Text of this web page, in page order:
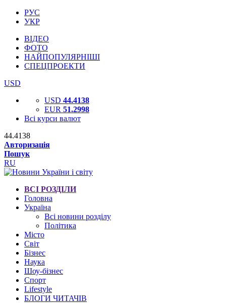
РУС
УКР
ВІДЕО
ФОТО
НАЙПОПУЛЯРНІШІ
СПЕЦПРОЕКТИ
USD
USD 44.4138
EUR 51.2998
Всі курси валют
44.4138
Авторизація
Пошук
RU
ВСІ РОЗДІЛИ
Головна
Україна
Всі новини розділу
Політика
Місто
Світ
Бізнес
Наука
Шоу-бізнес
Спорт
Lifestyle
БЛОГИ ЧИТАЧІВ